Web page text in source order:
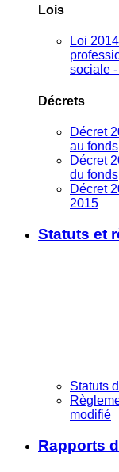
Lois
Loi
sociale -
Décrets
Décret
au fonds
Décret
du fonds
Décret
2015
Statuts et
Statuts
modifié
Rapports